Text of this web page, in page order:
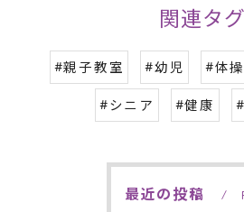
関連タグ
#親子教室 #幼児 #体操
#シニア #健康
最近の投稿